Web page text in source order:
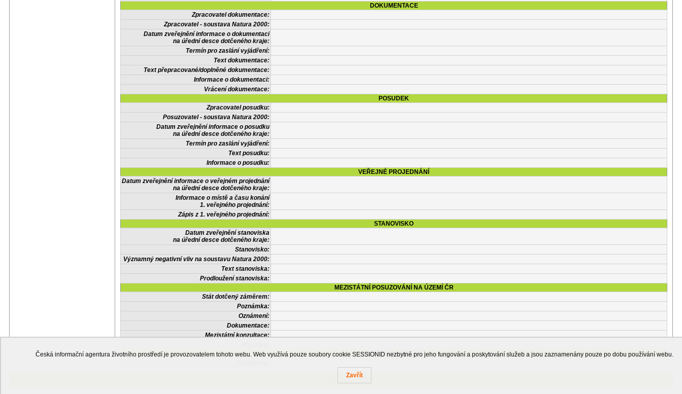
DOKUMENTACE
Zpracovatel dokumentace:
Zpracovatel - soustava Natura 2000:
Datum zveřejnění informace o dokumentaci
na úřední desce dotčeného kraje:
Termín pro zaslání vyjádření:
Text dokumentace:
Text přepracované/doplněné dokumentace:
Informace o dokumentaci:
Vrácení dokumentace:
POSUDEK
Zpracovatel posudku:
Posuzovatel - soustava Natura 2000:
Datum zveřejnění informace o posudku
na úřední desce dotčeného kraje:
Termín pro zaslání vyjádření:
Text posudku:
Informace o posudku:
VEŘEJNÉ PROJEDNÁNÍ
Datum zveřejnění informace o veřejném projednání
na úřední desce dotčeného kraje:
Informace o místě a času konání
1. veřejného projednání:
Zápis z 1. veřejného projednání:
STANOVISKO
Datum zveřejnění stanoviska
na úřední desce dotčeného kraje:
Stanovisko:
Významný negativní vliv na soustavu Natura 2000:
Text stanoviska:
Prodloužení stanoviska:
MEZISTÁTNÍ POSUZOVÁNÍ NA ÚZEMÍ ČR
Stát dotčený záměrem:
Poznámka:
Oznámení:
Dokumentace:
Mezistátní konzultace:
OSTATNÍ INFORMACE
Česká informační agentura životního prostředí
Česká informační agentura životního prostředí je provozovatelem tohoto webu. Web využívá pouze soubory cookie SESSIONID nezbytné pro jeho fungování a poskytování služeb a jsou zaznamenány pouze po dobu používání webu.
Zavřít